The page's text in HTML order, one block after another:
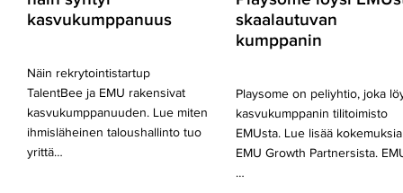
kasvukumppanuus
Näin rekrytointistartup
TalentBee ja EMU rakensivat
kasvukumppanuuden. Lue miten
ihmisläheinen taloushallinto tuo
yrittä…
skaalautuvan
kumppanin
Playsome on peliyhtio, joka
kasvukumppanin tilitoimisto
EMUsta. Lue lisää kokemuksia
EMU Growth Partnersista.
…